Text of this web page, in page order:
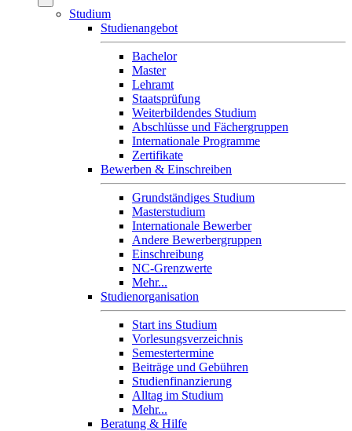
Studium
Studienangebot
Bachelor
Master
Lehramt
Staatsprüfung
Weiterbildendes Studium
Abschlüsse und Fächergruppen
Internationale Programme
Zertifikate
Bewerben & Einschreiben
Grundständiges Studium
Masterstudium
Internationale Bewerber
Andere Bewerbergruppen
Einschreibung
NC-Grenzwerte
Mehr...
Studienorganisation
Start ins Studium
Vorlesungsverzeichnis
Semestertermine
Beiträge und Gebühren
Studienfinanzierung
Alltag im Studium
Mehr...
Beratung & Hilfe